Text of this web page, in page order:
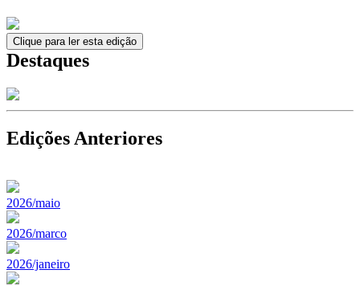
Clique para ler esta edição
Destaques
Edições Anteriores
2026/maio
2026/marco
2026/janeiro